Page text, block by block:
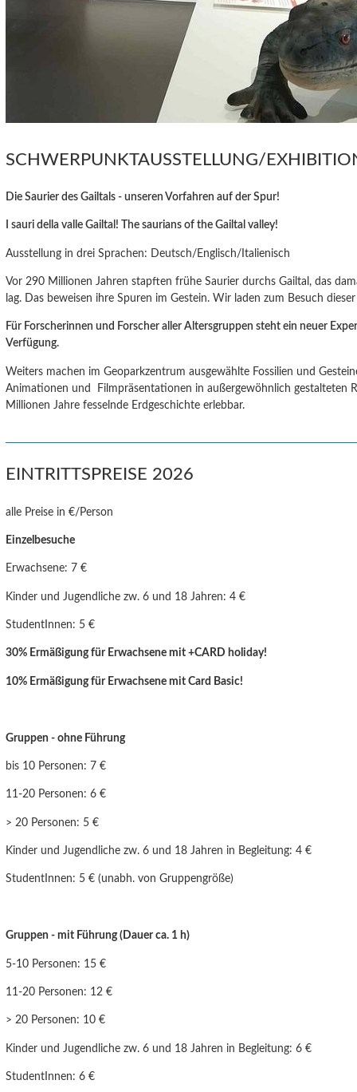
SCHWERPUNKTAUSSTELLUNG/
Die Saurier des Gailtals - unseren Vorfahren auf der Spur!
I sauri della valle Gailtal! The saurians of the Gailtal valley!
Ausstellung in drei Sprachen: Deutsch/Englisch/Italienisch
Vor 290 Millionen Jahren stapften frühe Saurier durchs Gailtal, das
lag. Das beweisen ihre Spuren im Gestein. Wir laden zum Besuch
Für Forscherinnen und Forscher aller Altersgruppen steht ein neuer
Verfügung.
Weiters machen im Geoparkzentrum ausgewählte Fossilien und
Animationen und Filmpräsentationen in außergewöhnlich gestalteten
Millionen Jahre fesselnde Erdgeschichte erlebbar.
EINTRITTSPREISE 2026
alle Preise in €/Person
Einzelbesuche
Erwachsene: 7 €
Kinder und Jugendliche zw. 6 und 18 Jahren: 4 €
StudentInnen: 5 €
30% Ermäßigung für Erwachsene mit +CARD holiday!
10% Ermäßigung für Erwachsene mit Card Basic!
Gruppen - ohne Führung
bis 10 Personen: 7 €
11-20 Personen: 6 €
> 20 Personen: 5 €
Kinder und Jugendlichezw. 6 und 18 Jahren in Begleitung: 4 €
StudentInnen: 5 € (unabh. von Gruppengröße)
Gruppen - mit Führung (Dauer ca. 1 h)
5-10 Personen: 15 €
11-20 Personen: 12 €
> 20 Personen: 10 €
Kinder und Jugendliche zw. 6 und 18 Jahren in Begleitung: 6 €
StudentInnen: 6 €